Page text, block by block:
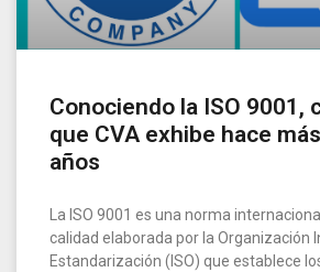
Conociendo la ISO 9001,
que CVA exhibe hace
años
La ISO 9001 es una norma
calidad elaborada por la Organización
Estandarización (ISO) que establece